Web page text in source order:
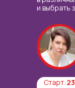
и выбрать
Старт: